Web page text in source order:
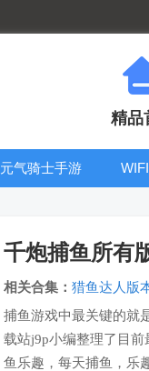
精品
元气骑士手游
千炮捕鱼所有
相关合集： 猎鱼达人版
捕鱼游戏中最关键的就
载站j9p小编整理了目
鱼乐趣，每天捕鱼，乐